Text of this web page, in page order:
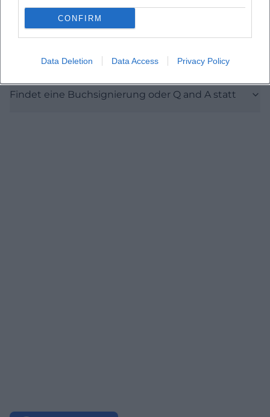
CONFIRM
Data Deletion Data Access Privacy Policy
Wo erhalte ich Tickets vor Ort und online
Wie ist die Anreise und Parksituation
Findet eine Buchsignierung oder Q and A statt